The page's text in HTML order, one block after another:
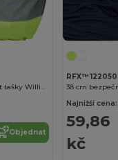
Reflexní a voděodolný kryt tašky William
Objednat
RFX™ 122050
Najnižší cena:
59,86
kč